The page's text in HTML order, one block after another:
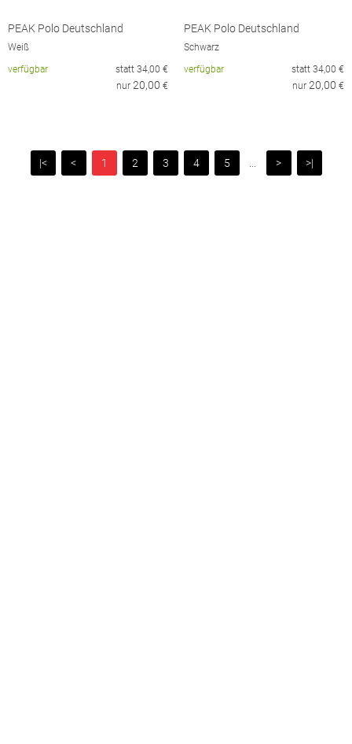
PEAK Polo Deutschland
Weiß
verfügbar
statt 34,00 €
nur 20,00 €
PEAK Polo Deutschland
Schwarz
verfügbar
statt 34,00 €
nur 20,00 €
|< < 1 2 3 4 5 > >|